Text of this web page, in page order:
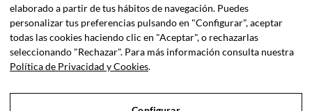
ASELEC CONSULTORES, S.L.P. es una firma especializada en
Asesoría Fiscal, Contable, Laboral y Jurídica, así como
elaborado a partir de tus hábitos de navegación. Puedes
personalizar tus preferencias pulsando en "Configurar", aceptar
todas las cookies haciendo clic en "Aceptar", o rechazarlas
seleccionando "Rechazar". Para más información consulta nuestra
Política de Privacidad y Cookies.